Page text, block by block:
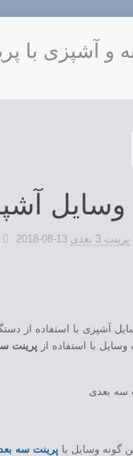
و آشپزی با
پرینت 3 بعدی 2018-08-13
آشپزی با استفاده از
با استفاده از پرینت
سه بعدی
گونه وسایل با پرینت سه